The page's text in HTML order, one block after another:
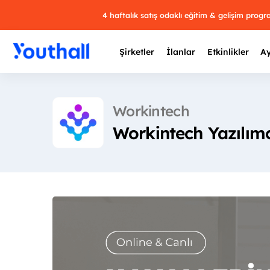
4 haftalık satış odaklı eğitim & gelişim
Şirketler İlanlar Etkinlikler
Workintech
Workintech